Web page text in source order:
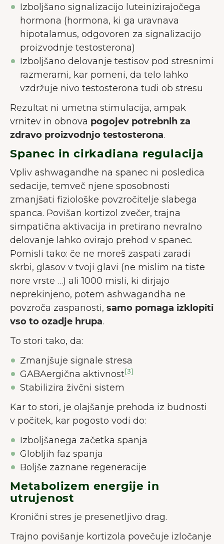
Izboljšano signalizacijo luteinizirajočega
hormona (hormona, ki ga uravnava
hipotalamus, odgovoren za signalizacijo
proizvodnje testosterona)
Izboljšano delovanje testisov pod stresnimi
razmerami, kar pomeni, da telo lahko
vzdržuje nivo testosterona tudi ob stresu
Rezultat ni umetna stimulacija, ampak
vrnitev in obnova pogojev potrebnih za
zdravo proizvodnjo testosterona.
Spanec in cirkadiana regulacija
Vpliv ashwagandhe na spanec ni posledica
sedacije, temveč njene sposobnosti
zmanjšati fiziološke povzročitelje slabega
spanca. Povišan kortizol zvečer, trajna
simpatična aktivacija in pretirano nevralno
delovanje lahko ovirajo prehod v spanec.
Pomisli tako: če ne moreš zaspati zaradi
skrbi, glasov v tvoji glavi (ne mislim na tiste
nore vrste …) ali 1000 misli, ki dirjajo
neprekinjeno, potem ashwagandha ne
povzroča zaspanosti, samo pomaga izklopiti
vso to ozadje hrupa.
To stori tako, da:
Zmanjšuje signale stresa
GABAergična aktivnost[3]
Stabilizira živčni sistem
Kar to stori, je olajšanje prehoda iz budnosti
v počitek, kar pogosto vodi do:
Izboljšanega začetka spanja
Globljih faz spanja
Boljše zaznane regeneracije
Metabolizem energije in
utrujenost
Kronični stres je presenetljivo drag.
Trajno povišanje kortizola povečuje izločanje